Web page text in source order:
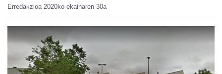
Erredakzioa 2020ko ekainaren 30a